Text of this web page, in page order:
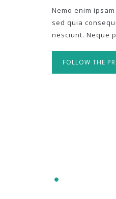
Nemo enim
sed quia
nesciunt. Neque
FOLLOW THE